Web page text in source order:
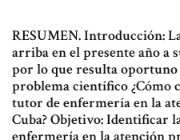
RESUMEN. Introducción:
arriba en el presente año a
por lo que resulta
problema científico
tutor de enfermería en la
Cuba? Objetivo: Identificar